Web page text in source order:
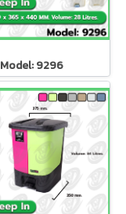
Model: 9296